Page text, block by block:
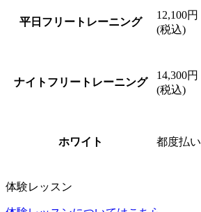
平日フリートレーニング
12,100円
(税込)
ナイトフリートレーニング
14,300円
(税込)
ホワイト 都度払い
体験レッスン